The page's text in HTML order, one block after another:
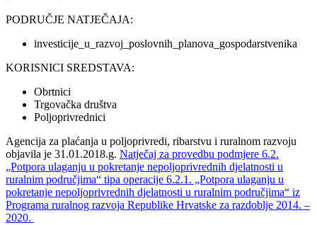
PODRUČJE NATJEČAJA:
investicije_u_razvoj_poslovnih_planova_gospodarstvenika
KORISNICI SREDSTAVA:
Obrtnici
Trgovačka društva
Poljoprivrednici
Agencija za plaćanja u poljoprivredi, ribarstvu i ruralnom razvoju
objavila je 31.01.2018.g. Natječaj za provedbu podmjere 6.2.
„Potpora ulaganju u pokretanje nepoljoprivrednih djelatnosti u
ruralnim područjima“ tipa operacije 6.2.1. „Potpora ulaganju u
pokretanje nepoljoprivrednih djelatnosti u ruralnim područjima“ iz
Programa ruralnog razvoja Republike Hrvatske za razdoblje 2014. –
2020.